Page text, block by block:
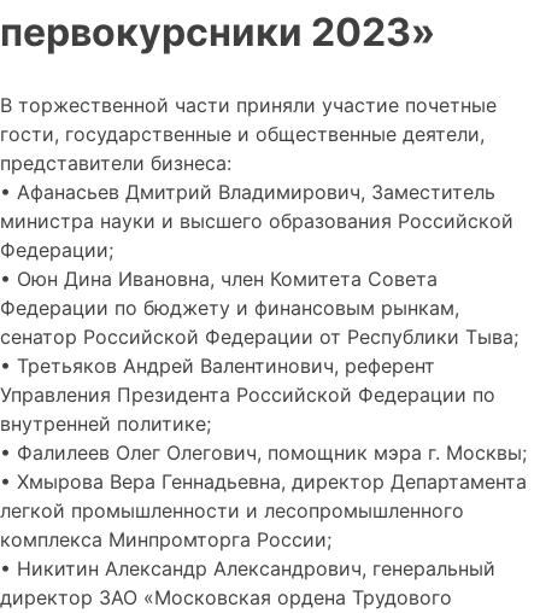
первокурсники 2023»
В торжественной части приняли участие почетные
гости, государственные и общественные деятели,
представители бизнеса:
• Афанасьев Дмитрий Владимирович, Заместитель
министра науки и высшего образования Российской
Федерации;
• Оюн Дина Ивановна, член Комитета Совета
Федерации по бюджету и финансовым рынкам,
сенатор Российской Федерации от Республики Тыва;
• Третьяков Андрей Валентинович, референт
Управления Президента Российской Федерации по
внутренней политике;
• Фалилеев Олег Олегович, помощник мэра г. Москвы;
• Хмырова Вера Геннадьевна, директор Департамента
легкой промышленности и лесопромышленного
комплекса Минпромторга России;
• Никитин Александр Александрович, генеральный
директор ЗАО «Московская ордена Трудового